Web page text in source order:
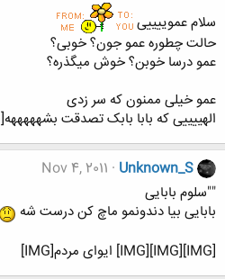
سلام عموییییی
حالت چطوره عمو جون؟ خوبی؟
عمو درسا خوبن؟ خوش میگذره؟
عمو خیلی ممنون که سر زدی
الهییییی که بابا بابک تصدقت بشهههههه[IMG]:w25:
Unknown_S
Nov 4, 2011
""سلوم بابایی
بابایی بیا دندونمو ماچ کن درست شه
[IMG][IMG][IMG] ایوای مردم[IMG]